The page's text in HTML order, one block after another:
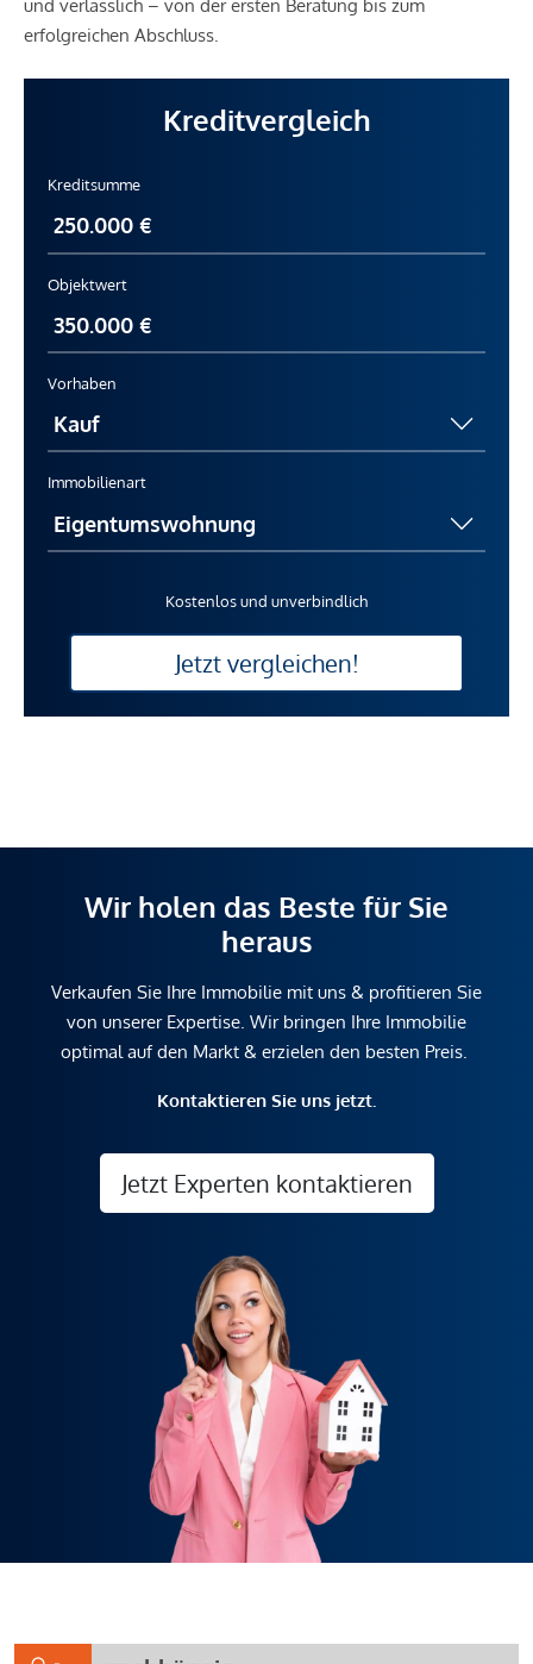
und verlässlich – von der ersten Beratung bis zum
erfolgreichen Abschluss.
Kreditvergleich
Kreditsumme
Objektwert
Vorhaben
Immobilienart
Kostenlos und unverbindlich
Jetzt vergleichen!
Wir holen das Beste für Sie
heraus
Verkaufen Sie Ihre Immobilie mit uns & profitieren Sie
von unserer Expertise. Wir bringen Ihre Immobilie
optimal auf den Markt & erzielen den besten Preis.
Kontaktieren Sie uns jetzt.
Jetzt Experten kontaktieren